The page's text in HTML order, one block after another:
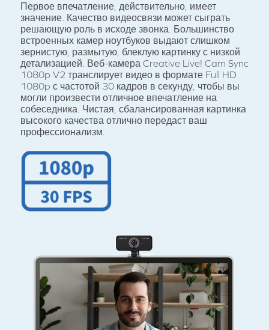
Первое впечатление, действительно, имеет
значение. Качество видеосвязи может сыграть
решающую роль в исходе звонка. Большинство
встроенных камер ноутбуков выдают слишком
зернистую, размытую, блеклую картинку с низкой
детализацией. Веб-камера Creative Live! Cam Sync
1080p V2 транслирует видео в формате Full HD
1080p с частотой 30 кадров в секунду, чтобы вы
могли произвести отличное впечатление на
собеседника. Чистая, сбалансированная картинка
высокого качества отлично передаст ваш
профессионализм.